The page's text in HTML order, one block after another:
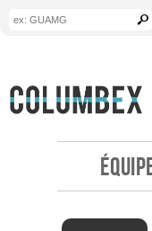
Formulaire de